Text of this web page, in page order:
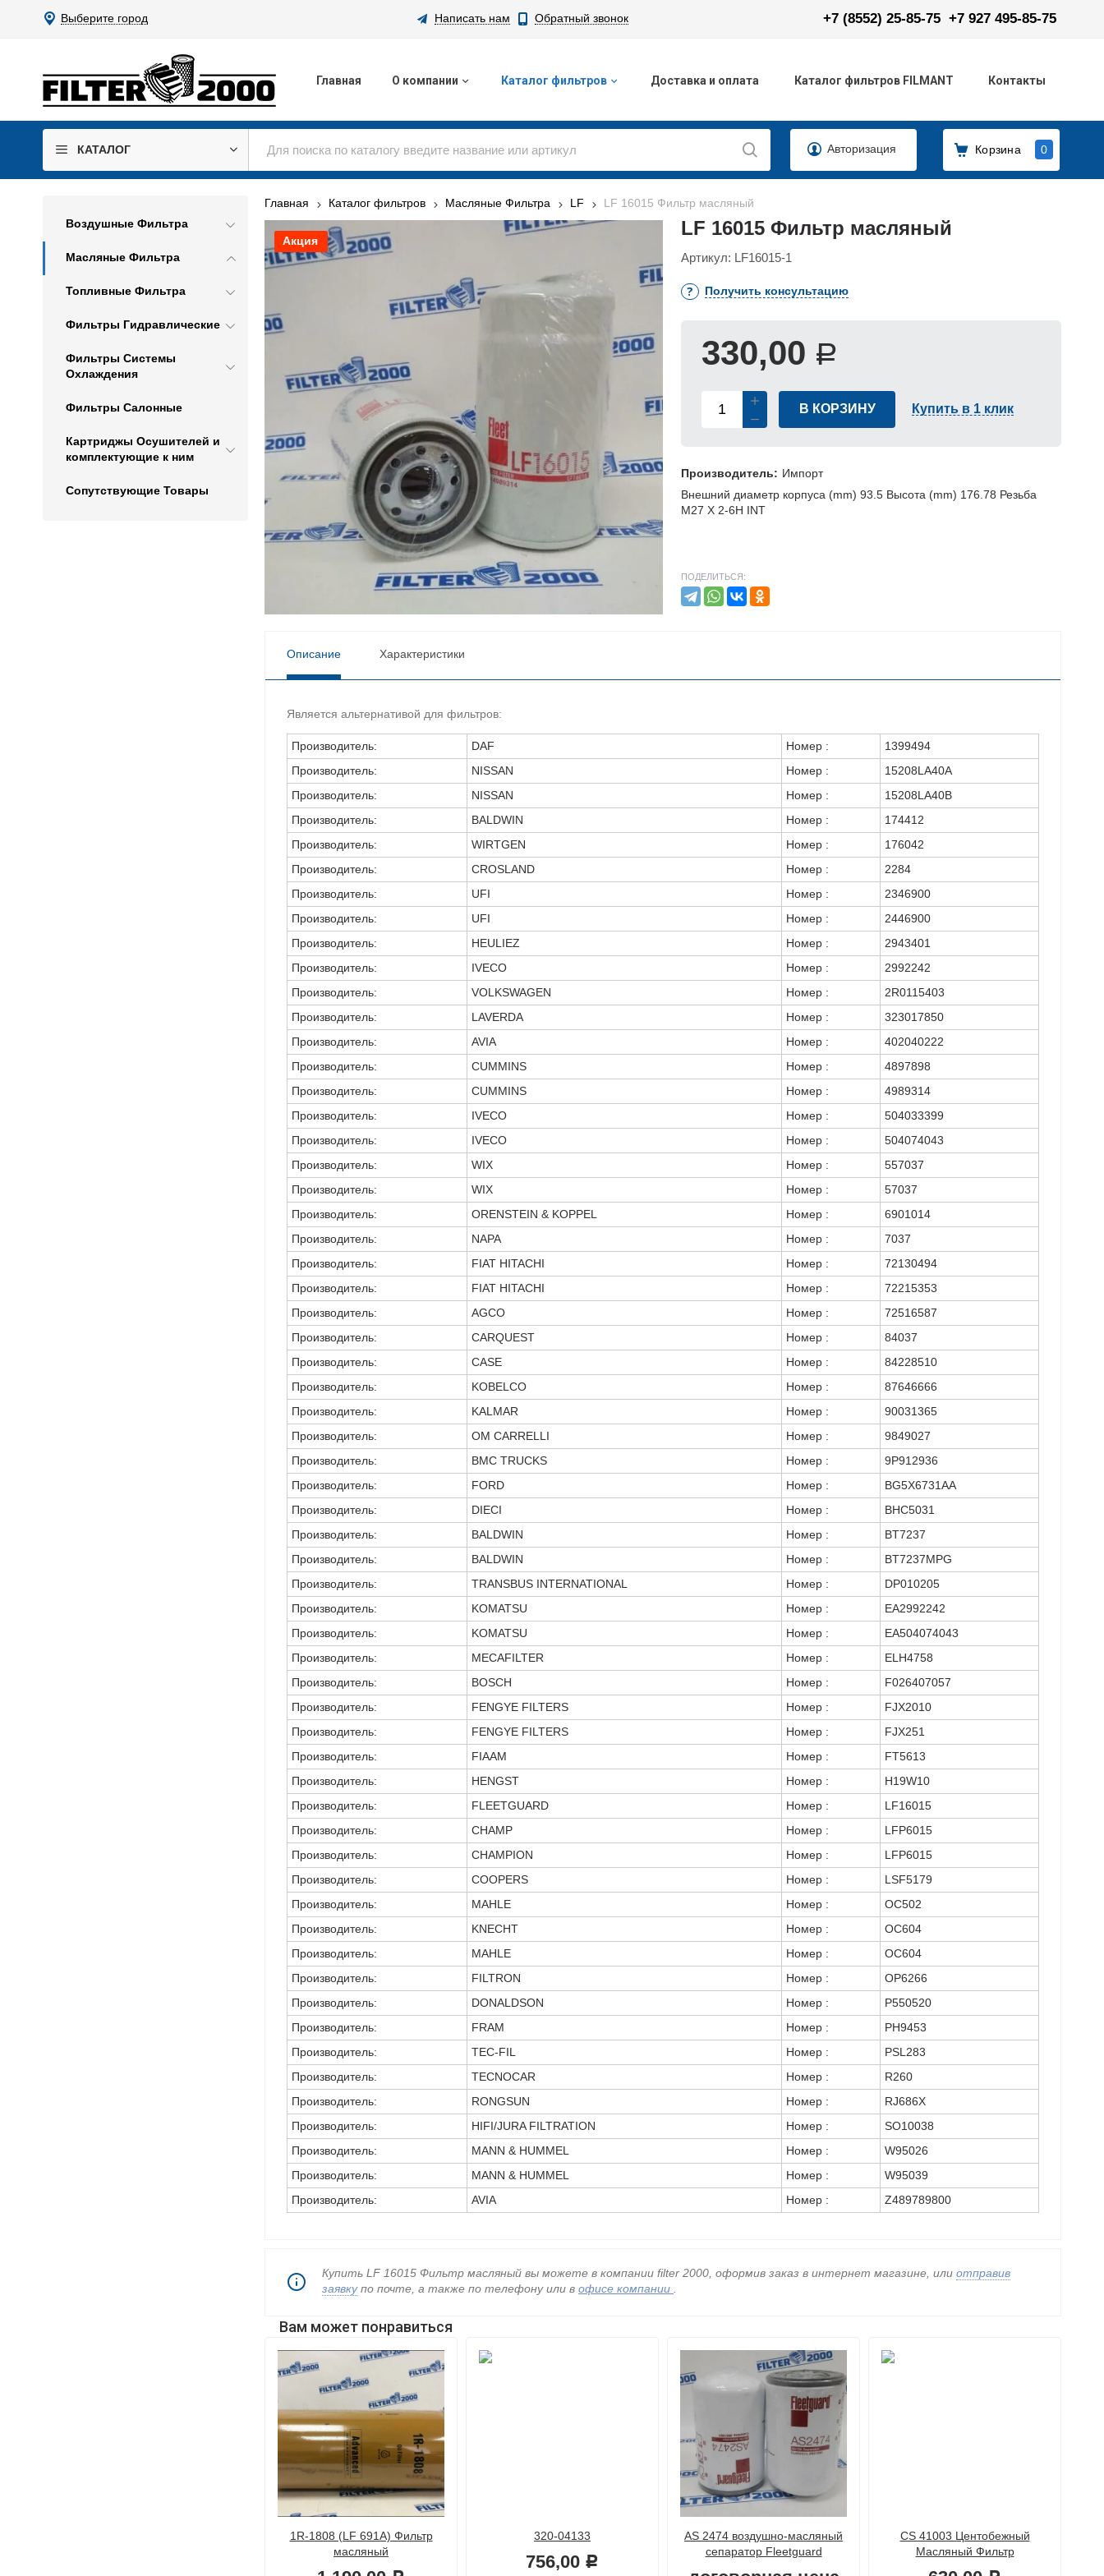
Выберите город Написать нам Обратный звонок +7 (8552) 25-85-75 +7 927 495-85-75
Главная О компании Каталог фильтров Доставка и оплата Каталог фильтров FILMANT Контакты
КАТАЛОГ Авторизация Корзина 0
Воздушные Фильтра
Масляные Фильтра
Топливные Фильтра
Фильтры Гидравлические
Фильтры Системы
Охлаждения
Фильтры Салонные
Картриджы Осушителей и
комплектующие к ним
Сопутствующие Товары
Главная Каталог фильтров Масляные Фильтра LF LF 16015 Фильтр масляный
Акция
LF 16015 Фильтр масляный
Артикул: LF16015-1
Получить консультацию
330,00 Р
В КОРЗИНУ Купить в 1 клик
Производитель: Импорт
Внешний диаметр корпуса (mm) 93.5 Высота (mm) 176.78 Резьба
M27 X 2-6H INT
ПОДЕЛИТЬСЯ:
Описание Характеристики
Является альтернативой для фильтров:
Производитель: DAF Номер :
1399494
Производитель:
NISSAN Номер :
15208LA40A
Производитель:
NISSAN Номер :
15208LA40B
Производитель:
BALDWIN Номер :
174412
Производитель:
WIRTGEN Номер :
176042
Производитель:
CROSLAND Номер :
2284
Производитель:
UFI Номер :
2346900
Производитель:
UFI Номер :
2446900
Производитель:
HEULIEZ Номер :
2943401
Производитель:
IVECO Номер :
2992242
Производитель:
VOLKSWAGEN Номер :
2R0115403
Производитель:
LAVERDA Номер :
323017850
Производитель:
AVIA Номер :
402040222
Производитель:
CUMMINS Номер :
4897898
Производитель:
CUMMINS Номер :
4989314
Производитель:
IVECO Номер :
504033399
Производитель:
IVECO Номер :
504074043
Производитель:
WIX Номер :
557037
Производитель:
WIX Номер :
57037
Производитель:
ORENSTEIN & KOPPEL Номер :
6901014
Производитель:
NAPA Номер :
7037
Производитель:
FIAT HITACHI Номер :
72130494
Производитель:
FIAT HITACHI Номер :
72215353
Производитель:
AGCO Номер :
72516587
Производитель:
CARQUEST Номер :
84037
Производитель:
CASE Номер :
84228510
Производитель:
KOBELCO Номер :
87646666
Производитель:
KALMAR Номер :
90031365
Производитель:
OM CARRELLI Номер :
9849027
Производитель:
BMC TRUCKS Номер :
9P912936
Производитель:
FORD Номер :
BG5X6731AA
Производитель:
DIECI Номер :
BHC5031
Производитель:
BALDWIN Номер :
BT7237
Производитель:
BALDWIN Номер :
BT7237MPG
Производитель:
TRANSBUS INTERNATIONAL Номер :
DP010205
Производитель:
KOMATSU Номер :
EA2992242
Производитель:
KOMATSU Номер :
EA504074043
Производитель:
MECAFILTER Номер :
ELH4758
Производитель:
BOSCH Номер :
F026407057
Производитель:
FENGYE FILTERS Номер :
FJX2010
Производитель:
FENGYE FILTERS Номер :
FJX251
Производитель:
FIAAM Номер :
FT5613
Производитель:
HENGST Номер :
H19W10
Производитель:
FLEETGUARD Номер :
LF16015
Производитель:
CHAMP Номер :
LFP6015
Производитель:
CHAMPION Номер :
LFP6015
Производитель:
COOPERS Номер :
LSF5179
Производитель:
MAHLE Номер :
OC502
Производитель:
KNECHT Номер :
OC604
Производитель:
MAHLE Номер :
OC604
Производитель:
FILTRON Номер :
OP6266
Производитель:
DONALDSON Номер :
P550520
Производитель:
FRAM Номер :
PH9453
Производитель:
TEC-FIL Номер :
PSL283
Производитель:
TECNOCAR Номер :
R260
Производитель:
RONGSUN Номер :
RJ686X
Производитель:
HIFI/JURA FILTRATION Номер :
SO10038
Производитель:
MANN & HUMMEL Номер :
W95026
Производитель:
MANN & HUMMEL Номер :
W95039
Производитель:
AVIA Номер : Z489789800
Купить LF 16015 Фильтр масляный вы можете в компании filter 2000, оформив заказ в интернет магазине, или отправив
заявкупо почте, а также по телефонуили в офисе компании
Вам может понравиться
1R-1808 (LF 691A) Фильтр
масляный
320-04133
756,00 Р
AS 2474 воздушно-масляный
сепаратор Fleetguard
CS 41003 Центобежный
Масляный Фильтр